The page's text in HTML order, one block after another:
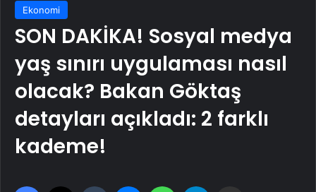
Ekonomi
SON DAKİKA! Sosyal medya
yaş sınırı uygulaması nasıl
olacak? Bakan Göktaş
detayları açıkladı: 2 farklı
kademe!
Facebook Tumblr MessengerWhatsApp